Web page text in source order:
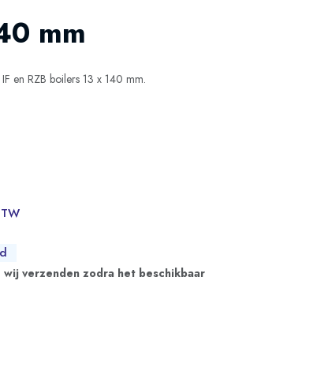
mm
en RZB boilers 13 x 140 mm.
verzenden zodra het beschikbaar